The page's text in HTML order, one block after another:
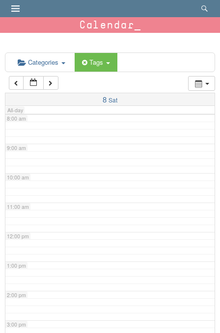
Calendar
Categories Tags
8 Sat
All-day
6:00 am
7:00 am
8:00 am
9:00 am
10:00 am
11:00 am
12:00 pm
1:00 pm
2:00 pm
3:00 pm